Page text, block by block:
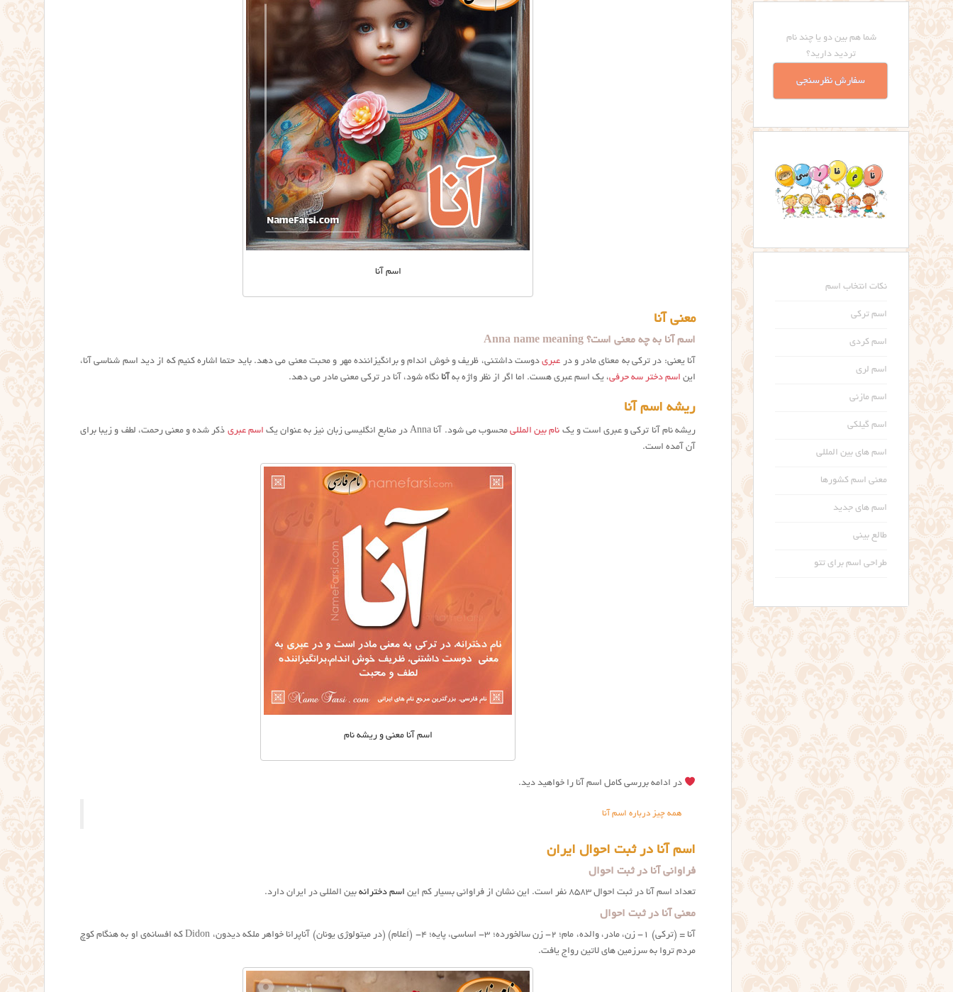
اسم آنا
معنی آنا
اسم آنا به چه معنی است؟ Anna name meaning
آنا یعنی: در ترکی به معنای مادر و در عبریدوست داشتنی، ظریف و خوش اندام و برانگیزاننده مهر و محبت معنی می دهد. باید حتما اشاره کنیم که از دید اسم شناسی آنا،
این اسم دختر سه حرفی، یک اسم عبری هست. اما اگر از نظر واژه به آنا نگاه شود، آنا در ترکی معنی مادر می دهد.
ریشه اسم آنا
ریشه نام آنا ترکی و عبری است و یک نام بین المللیمحسوب می شود. آنا Anna در منابع انگلیسی زبان نیز به عنوان یک اسم عبری ذکر شده و معنی رحمت، لطف و زیبا برای
آن آمده است.
اسم آنا معنی و ریشه نام
در ادامه بررسی کامل اسم آنا را خواهید دید.
همه چیز درباره اسم آنا
اسم آنا در ثبت احوال ایران
فراوانی آنا در ثبت احوال
تعداد اسم آنا در ثبت احوال ۸۵۸۳ نفر است. این نشان از فراوانی بسیار کم این اسم دخترانه بین المللی در ایران دارد.
معنی آنا در ثبت احوال
آنا = (تركی) ۱- زن، مادر، والده، مام؛ ۲- زن سالخورده؛ ۳- اساسی، پایه؛ ۴- (اَعلام) (در میتولوژی یونان) آناپرانا خواهر ملکه دیدون، Didon که افسانه‌ی او به هنگام کوچ
مردم تروا به سرزمین های لاتین رواج یافت.
شما هم بین دو یا چند نام
تردید دارید؟
سفارش نظرسنجی
نکات انتخاب اسم
اسم ترکی
اسم کردی
اسم لری
اسم مازنی
اسم گیلکی
اسم های بین المللی
معنی اسم کشورها
اسم های جدید
طالع بینی
طراحی اسم برای تتو